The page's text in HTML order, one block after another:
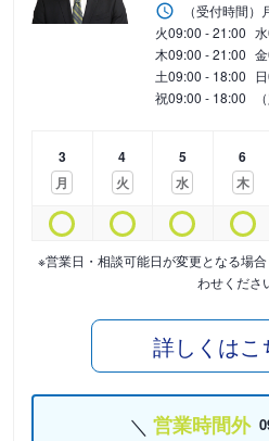
（受付時間）
火09:00 - 21:00 水
木09:00 - 21:00 金
土09:00 - 18:00 日
祝09:00 - 18:00
3
月
4
火
5
水
6
木
※営業日・相談可能日が変更となる場
わせくださ
詳しくはこ
営業時間外